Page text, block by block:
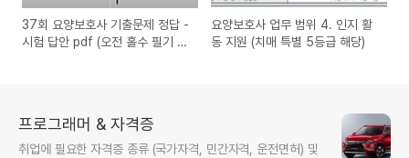
37회 요양보호사 기출문제 정답 -
시험 답안 pdf (오전 홀수 필기 +
요양보호사 업무 범위 4. 인지 활
동 지원 (치매 특별 5등급 해당)
프로그래머 & 자격증
취업에 필요한 자격증 종류 (국가자격, 민간자격, 운전면허) 및